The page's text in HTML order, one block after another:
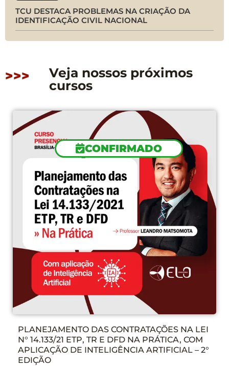
TCU DESTACA PROBLEMAS NA CRIAÇÃO DA
IDENTIFICAÇÃO CIVIL NACIONAL
>>>
Veja nossos próximos
cursos
CONFIRMADO
PLANEJAMENTO DAS CONTRATAÇÕES NA LEI
N° 14.133/21 ETP, TR E DFD NA PRÁTICA, COM
APLICAÇÃO DE INTELIGÊNCIA ARTIFICIAL – 2°
EDIÇÃO